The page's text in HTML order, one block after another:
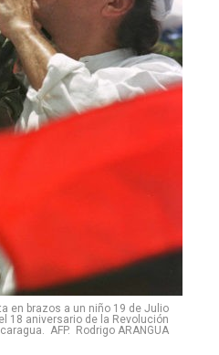
en brazos a un niño 19 de Julio
18 aniversario de la Revolución
AFP. Rodrigo ARANGUA